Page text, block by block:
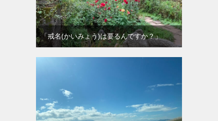
「戒名(かいみょう)は要るんですか？」